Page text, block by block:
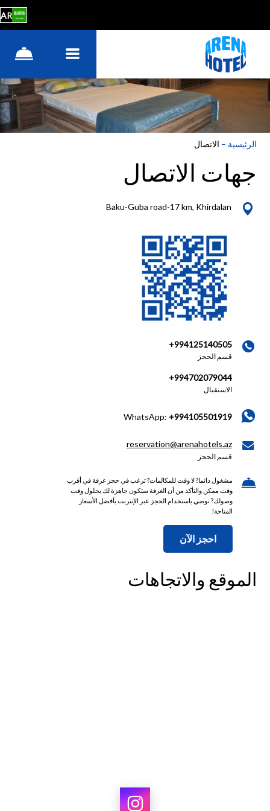
AR
الرئيسية – الاتصال
جهات الاتصال
Baku-Guba road-17 km, Khirdalan
+994125140505
قسم الحجز
+994702079044
الاستقبال
WhatsApp: +994105501919
reservation@arenahotels.az
قسم الحجز
مشغول دائما? لا وقت للمكالمات? ترغب في حجز غرفة في أقرب
وقت ممكن والتأكد من أن الغرفة ستكون جاهزة لك بحلول وقت
وصولك? نوصي باستخدام الحجز عبر الإنترنت بأفضل الأسعار
المتاحة!
احجز الآن
الموقع والاتجاهات